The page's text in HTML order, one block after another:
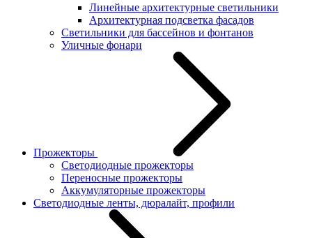
Линейные архитектурные светильники
Архитектурная подсветка фасадов
Светильники для бассейнов и фонтанов
Уличные фонари
Прожекторы
Светодиодные прожекторы
Переносные прожекторы
Аккумуляторные прожекторы
Светодиодные ленты, дюралайт, профили